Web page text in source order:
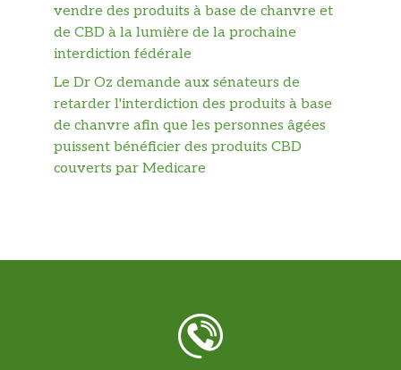
vendre des produits à base de chanvre et
de CBD à la lumière de la prochaine
interdiction fédérale
Le Dr Oz demande aux sénateurs de
retarder l'interdiction des produits à base
de chanvre afin que les personnes âgées
puissent bénéficier des produits CBD
couverts par Medicare